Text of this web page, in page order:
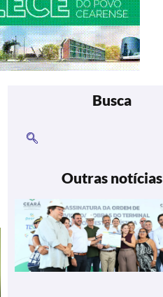
Busca
Outras notícias